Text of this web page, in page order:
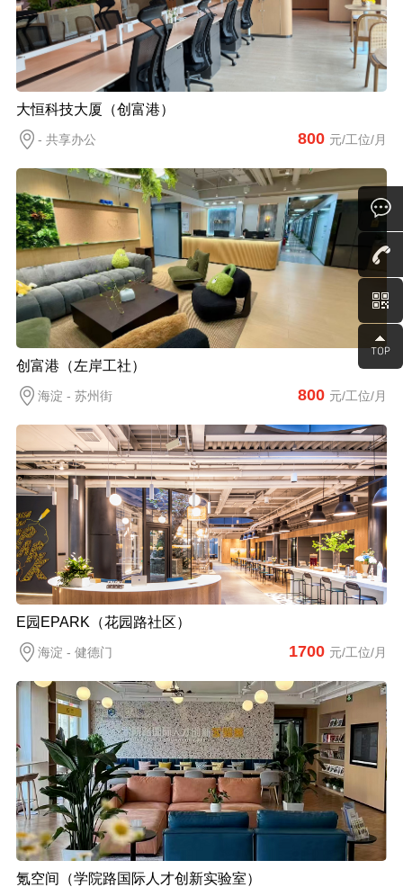
大恒科技大厦（创富港）
- 共享办公 800 元/工位/月
创富港（左岸工社）
海淀 - 苏州街 800 元/工位/月
E园EPARK（花园路社区）
海淀 - 健德门 1700 元/工位/月
氪空间（学院路国际人才创新实验室）